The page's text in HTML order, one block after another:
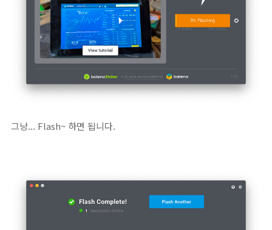
그냥... Flash~ 하면 됩니다.